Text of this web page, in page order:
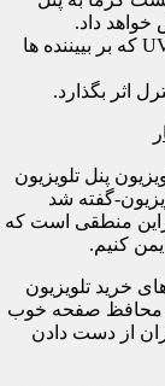
یک محافظ خوب باید از اشعه فرابنفش یا UV که بر بییننده ها
اثر بگذارد.
پنل تلویزیون
گفته شد
منطقی است که
کنیم.
خرید تلویزیون
محافظ صفحه خوب
از دست دادن